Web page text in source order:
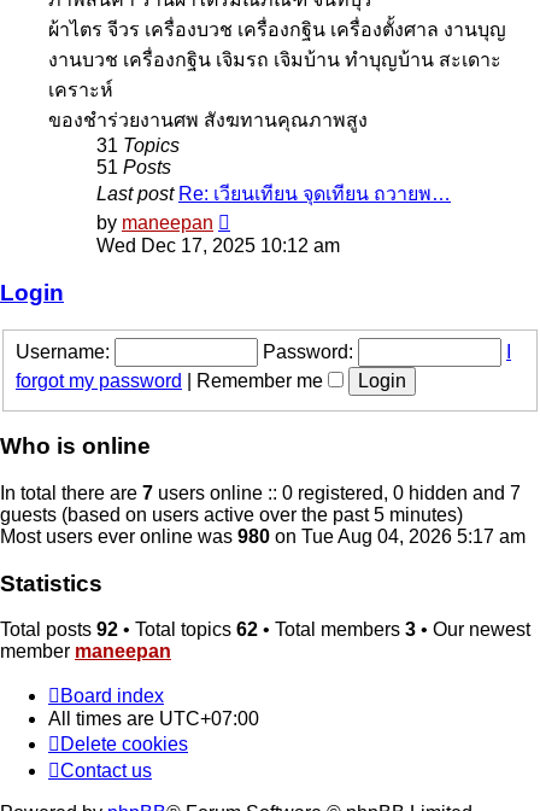
ผ้าไตร จีวร เครื่องบวช เครื่องกฐิน เครื่องตั้งศาล งานบุญ
งานบวช เครื่องกฐิน เจิมรถ เจิมบ้าน ทำบุญบ้าน สะเดาะ
เคราะห์
ของชำร่วยงานศพ สังฆทานคุณภาพสูง
31 Topics
51 Posts
Last post Re: เวียนเทียน จุดเทียน ถวายพ…
by maneepan
the
Wed Dec 17, 2025 10:12 am
Login
Username: Password:
forgot my password
Remember me
Who is online
In total there are 7 users online :: 0 registered, 0 hidden and 7
guests (based on users active over the past 5 minutes)
Most users ever online was 980 on Tue Aug 04, 2026 5:17 am
Statistics
Total posts 92 • Total topics 62 • Total members 3 • Our newest
member maneepan
Board index
All times are UTC+07:00
Delete cookies
Contact us